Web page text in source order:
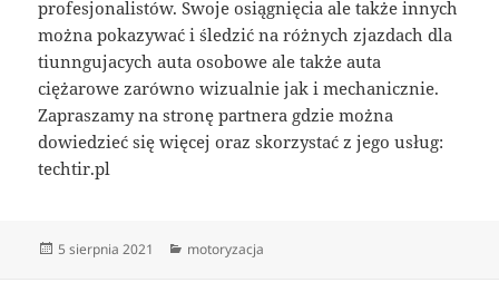
profesjonalistów. Swoje osiągnięcia ale także innych
można pokazywać i śledzić na różnych zjazdach dla
tiunngujacych auta osobowe ale także auta
ciężarowe zarówno wizualnie jak i mechanicznie.
Zapraszamy na stronę partnera gdzie można
dowiedzieć się więcej oraz skorzystać z jego usług:
techtir.pl
Data
5 sierpnia 2021 Kategorie
motoryzacja